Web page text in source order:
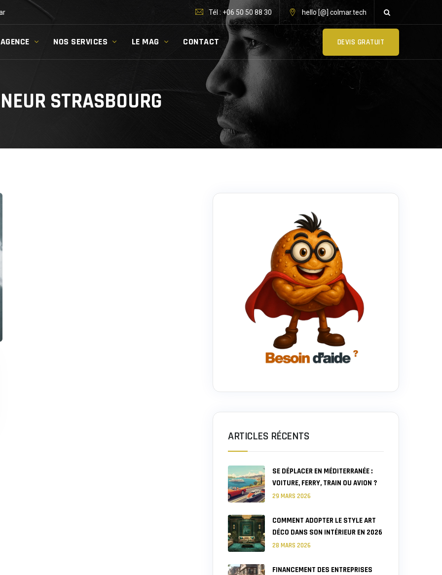
Tél : +06 50 50 88 30 hello [@] colmar.tech
NOS SERVICES LE MAG CONTACT DEVIS GRATUIT
STRASBOURG
ARTICLES RÉCENTS
SE DÉPLACER EN MÉDITERRANÉE :
VOITURE, FERRY, TRAIN OU AVION ?
29 MARS 2026
COMMENT ADOPTER LE STYLE ART
DÉCO DANS SON INTÉRIEUR EN 2026
28 MARS 2026
FINANCEMENT DES ENTREPRISES